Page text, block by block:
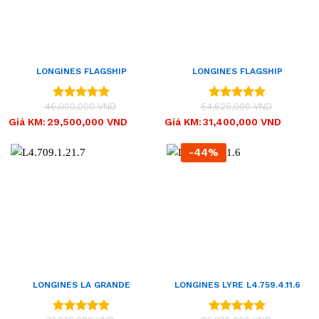
LONGINES FLAGSHIP
(L43743227)
Được xếp
hạng5.00
46,000,000VND
Giá
gốc
29,500,000 VND
Giá
hiện
29,500,000 VND.
Giá KM:
LONGINES FLAGSHIP
(L43743997)
Được xếp
hạng 5.00
54,625,000VND
Giá
gốc
31,400,000 VND
Giá
hiện
31,400,000 VND.
Giá KM:
-44%
LONGINES LA GRANDE
(L47091217)
LONGINES LYRE L4.759.4.11.6